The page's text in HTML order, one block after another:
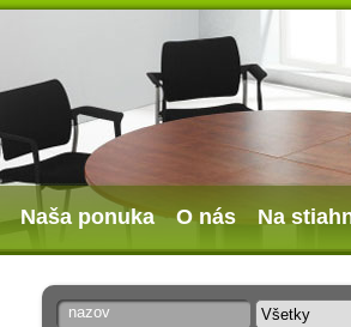
Naša ponuka O nás Na
nazov